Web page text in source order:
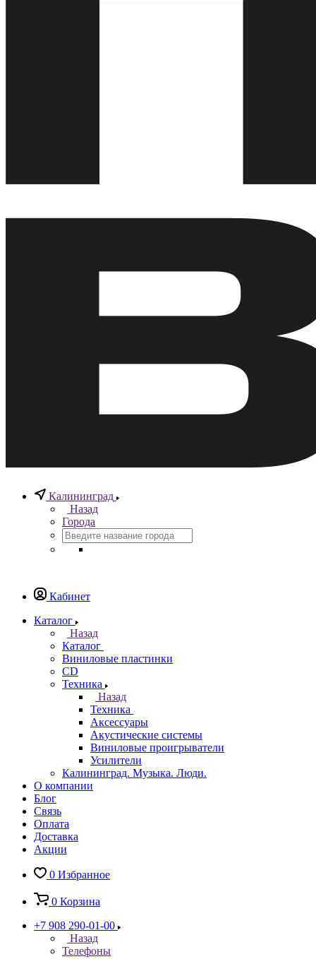
Калининград
Назад
Города
Кабинет
Каталог
Назад
Каталог
Виниловые пластинки
CD
Техника
Назад
Техника
Аксессуары
Акустические системы
Виниловые проигрыватели
Усилители
Калининград. Музыка. Люди.
О компании
Блог
Связь
Оплата
Доставка
Акции
0 Избранное
0 Корзина
+7 908 290-01-00
Назад
Телефоны